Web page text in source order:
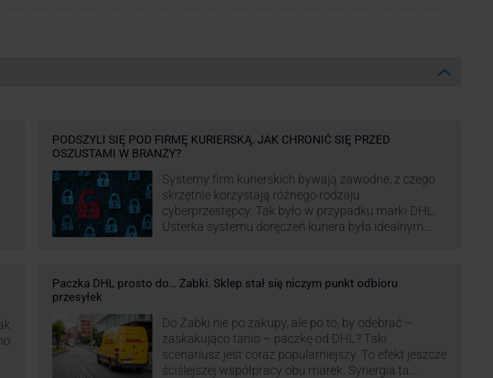
PODSZYLI SIĘ POD FIRMĘ KURIERSKĄ. JAK CHRONIĆ SIĘ PRZED
OSZUSTAMI W BRANŻY?
Systemy firm kurierskich bywają zawodne, z czego
skrzętnie korzystają różnego rodzaju
cyberprzestępcy. Tak było w przypadku marki DHL.
Usterka systemu doręczeń kuriera była idealnym
oszukać cyberprzestępcom, którzy próbują
wykorzystać problemy przedsiębiorstw działających
Paczka DHL prosto do… Żabki. Sklep stał się niczym punkt odbioru
przesyłek
Do Żabki nie po zakupy, ale po to, by odebrać –
zaskakująco tanio – paczkę od DHL? Taki
scenariusz jest coraz popularniejszy. To efekt jeszcze
ściślejszej współpracy obu marek. Synergia ta